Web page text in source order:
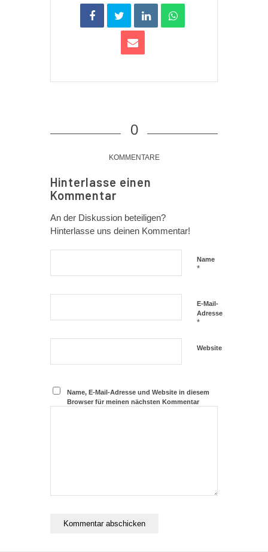
0
KOMMENTARE
Hinterlasse einen
Kommentar
An der Diskussion beteiligen?
Hinterlasse uns deinen Kommentar!
Name
*
E-Mail-
Adresse
*
Website
Name, E-Mail-Adresse und Website in diesem
Browser für meinen nächsten Kommentar